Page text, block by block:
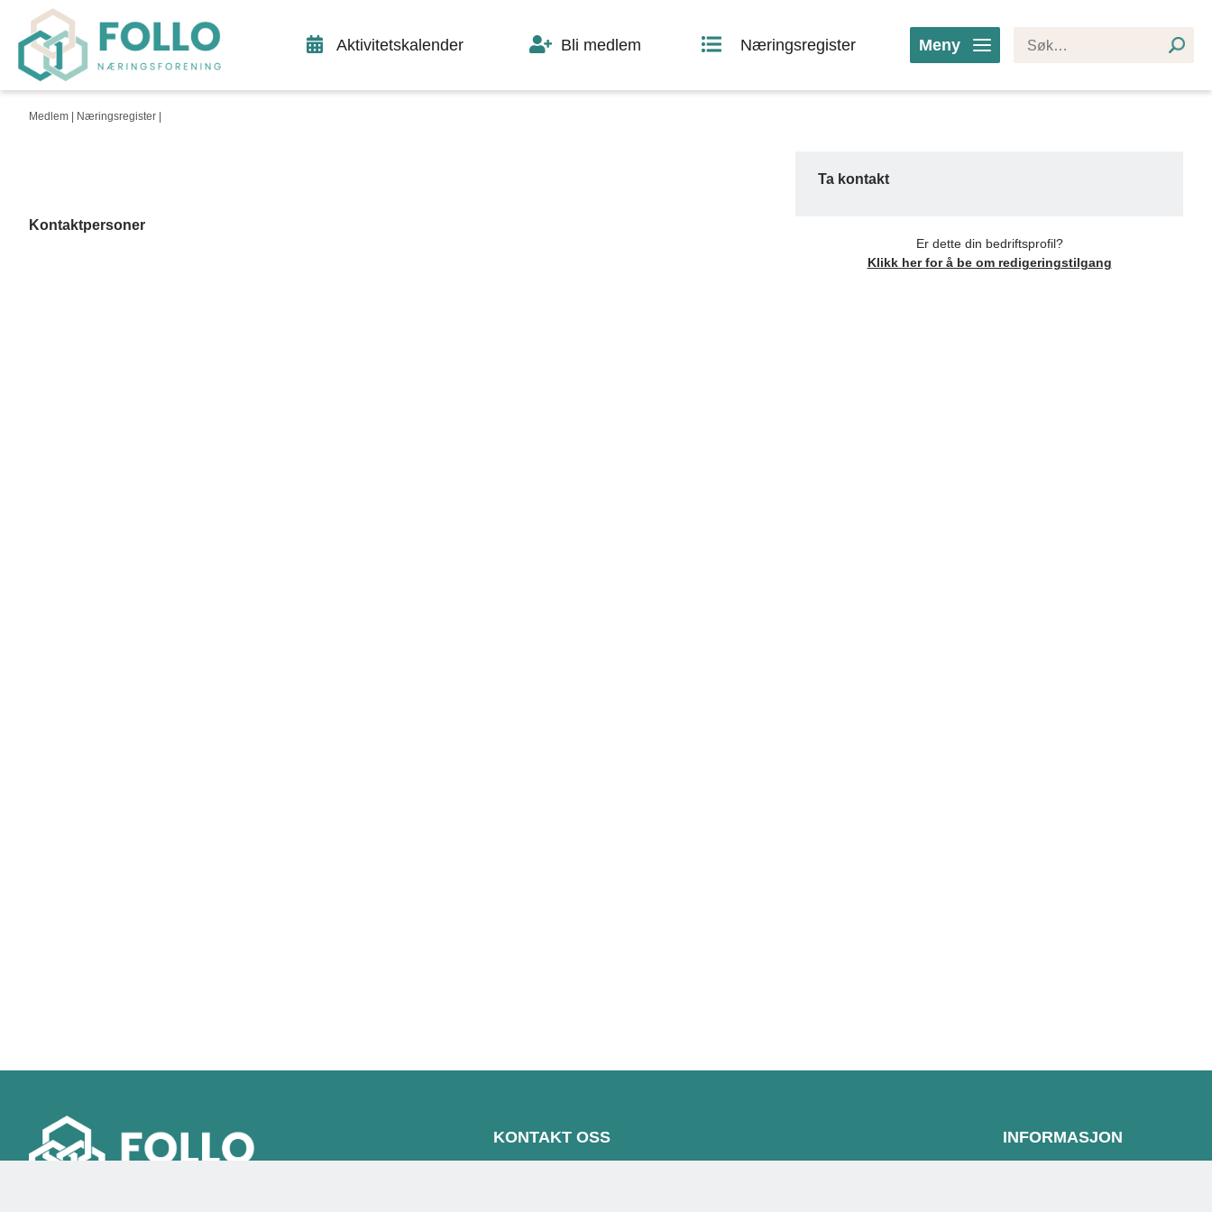
Meny
Aktivitetskalender Bli medlem Næringsregister
Medlem | Næringsregister
Kontaktpersoner
Ta kontakt
Er dette din bedriftsprofil?
Klikk her for å be om redigeringstilgang
KONTAKT OSS INFORMASJON